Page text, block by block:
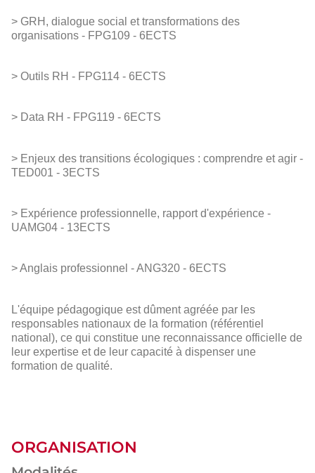
> GRH, dialogue social et transformations des
organisations - FPG109 - 6ECTS
> Outils RH - FPG114 - 6ECTS
> Data RH - FPG119 - 6ECTS
> Enjeux des transitions écologiques : comprendre et agir -
TED001 - 3ECTS
> Expérience professionnelle, rapport d'expérience -
UAMG04 - 13ECTS
> Anglais professionnel - ANG320 - 6ECTS
L'équipe pédagogique est dûment agréée par les
responsables nationaux de la formation (référentiel
national), ce qui constitue une reconnaissance officielle de
leur expertise et de leur capacité à dispenser une
formation de qualité.
ORGANISATION